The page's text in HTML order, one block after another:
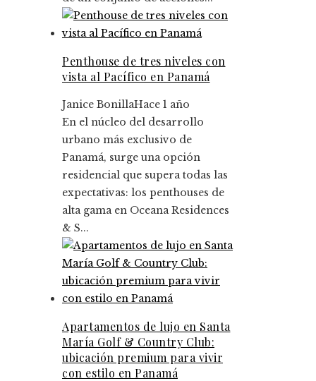
Penthouse de tres niveles con
vista al Pacífico en Panamá
Janice BonillaHace 1 año
En el núcleo del desarrollo
urbano más exclusivo de
Panamá, surge una opción
residencial que supera todas las
expectativas: los penthouses de
alta gama en Oceana Residences
& S...
Apartamentos de lujo en Santa
María Golf & Country Club:
ubicación premium para vivir
con estilo en Panamá